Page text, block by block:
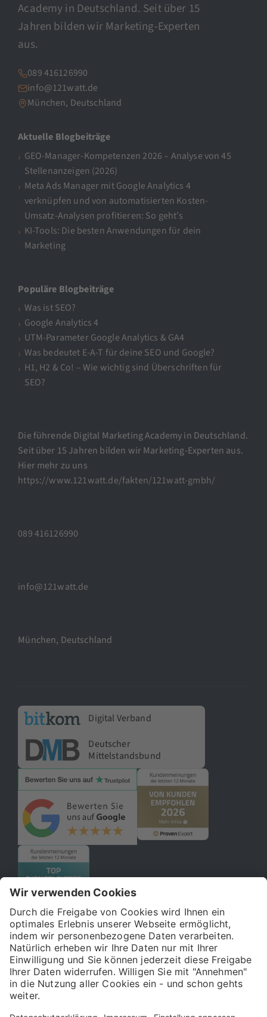
Academy in Deutschland. Seit über 15
Jahren bilden wir Marketing-Experten
aus.
089 416126990
info@121watt.de
München, Deutschland
Aktuelle Blogbeiträge
GEO-Manager-Kompetenzen 2026 – Analyse von 45
Stellenanzeigen (2026)
Meta Ads Manager mit Google Analytics 4
verknüpfen und von automatisierten Kosten-
Umsatz-Analysen profitieren: So geht’s
KI-Tools: Die besten Anwendungen für dein
Marketing
Populäre Blogbeiträge
Was ist SEO?
Google Analytics 4
UTM-Parameter Google Analytics & GA4
Was bedeutet E-A-T für deine SEO und Google?
H1, H2 & Co! – Wie wichtig sind Überschriften für
SEO?
Die führende Digital Marketing Academy in Deutschland.
Seit über 15 Jahren bilden wir Marketing-Experten aus.
Hier mehr zu uns
https://www.121watt.de/fakten/121watt-gmbh/
089 416126990
info@121watt.de
München, Deutschland
Digital Verband
Deutscher
Mittelstandsbund
© 2026 121WATT GmbH
Über uns